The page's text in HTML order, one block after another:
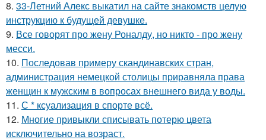
8. 33-Летний Алекс выкатил на сайте знакомств целую
инструкцию к будущей девушке.
9. Все говорят про жену Роналду, но никто - про жену
месси.
10. Последовав примеру скандинавских стран,
администрация немецкой столицы приравняла права
женщин к мужским в вопросах внешнего вида у воды.
11. С * ксуализация в спорте всё.
12. Многие привыкли списывать потерю цвета
исключительно на возраст.